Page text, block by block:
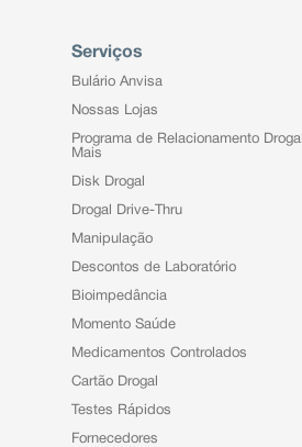
Serviços
Bulário Anvisa
Nossas Lojas
Programa de Relacionamento Drogal
Mais
Disk Drogal
Drogal Drive-Thru
Manipulação
Descontos de Laboratório
Bioimpedância
Momento Saúde
Medicamentos Controlados
Cartão Drogal
Testes Rápidos
Fornecedores